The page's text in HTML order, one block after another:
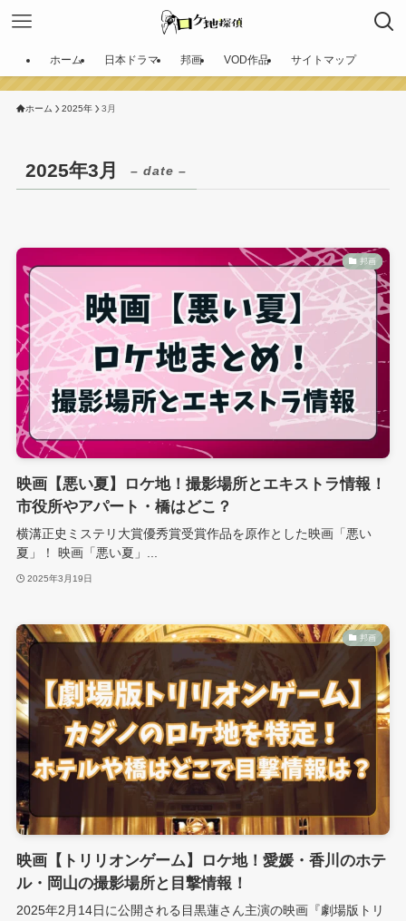
ホーム 日本ドラマ 邦画 VOD作品 サイトマップ
ホーム 2025年 3月
2025年3月 – date –
邦画
映画【悪い夏】ロケ地！撮影場所とエキストラ情報！
市役所やアパート・橋はどこ？
横溝正史ミステリ大賞優秀賞受賞作品を原作とした映画「悪い
夏」！ 映画「悪い夏」...
2025年3月19日
邦画
映画【トリリオンゲーム】ロケ地！愛媛・香川のホテ
ル・岡山の撮影場所と目撃情報！
2025年2月14日に公開される目黒蓮さん主演の映画『劇場版トリ